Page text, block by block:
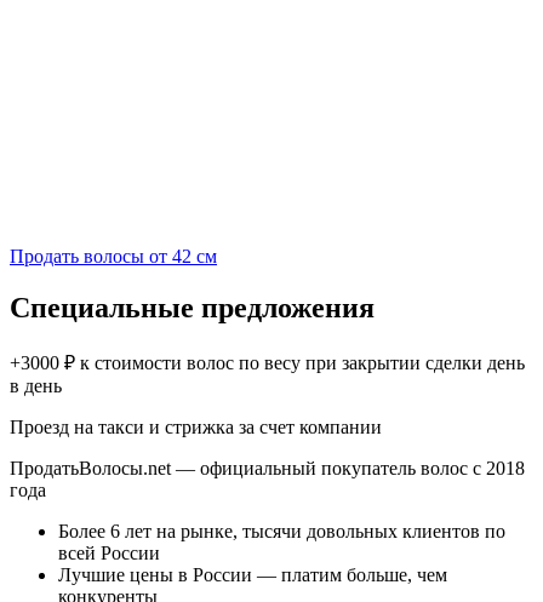
Продать волосы от 42 см
Специальные предложения
+3000 ₽ к стоимости волос по весу при закрытии сделки день
в день
Проезд на такси и стрижка за счет компании
ПродатьВолосы.net — официальный покупатель волос c 2018
года
Более 6 лет на рынке, тысячи довольных клиентов по
всей России
Лучшие цены в России — платим больше, чем
конкуренты